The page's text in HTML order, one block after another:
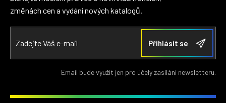
změnách cen a vydání nových katalogů.
Email bude využit jen pro účely zasílání newsletteru.